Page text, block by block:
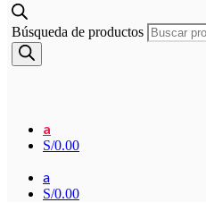
Búsqueda de productos
a
S/0.00
a
S/0.00